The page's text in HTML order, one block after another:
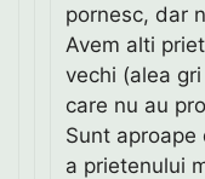
pornesc, dar
Avem alti
vechi (alea
care nu au
Sunt aproape
a prietenului